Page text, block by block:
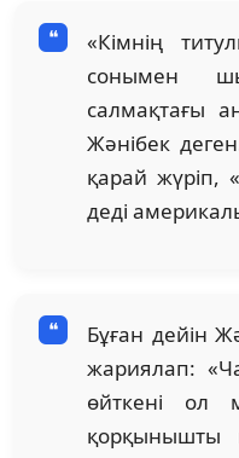
«Кімнің
сонымен
салмақтағы
Жәнібек
қарай жүріп,
деді
Бұған дейін
жариялап:
өйткені ол
қорқынышты